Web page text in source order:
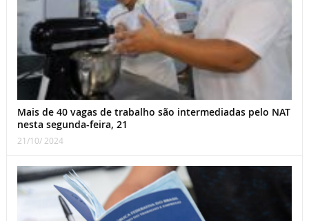
Mais de 40 vagas de trabalho são intermediadas pelo NAT
nesta segunda-feira, 21
21/10/ 2024